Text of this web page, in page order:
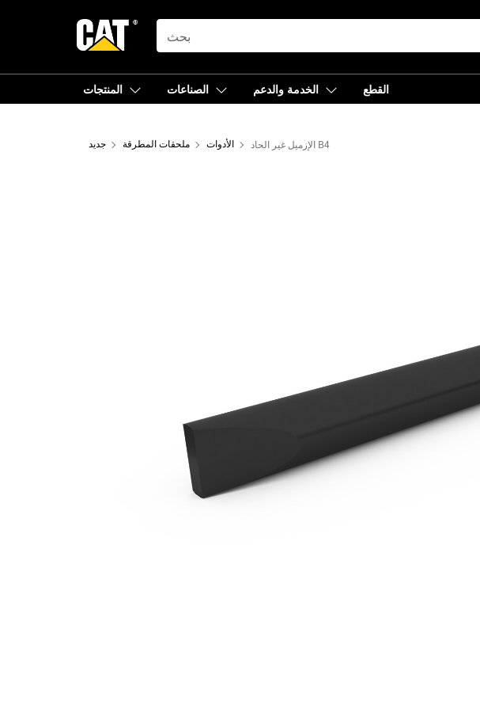
SEARCH
المنتجات الصناعات الخدمة والدعم القطع
جديد ملحقات المطرقة الأدوات الإزميل غير الحاد B4